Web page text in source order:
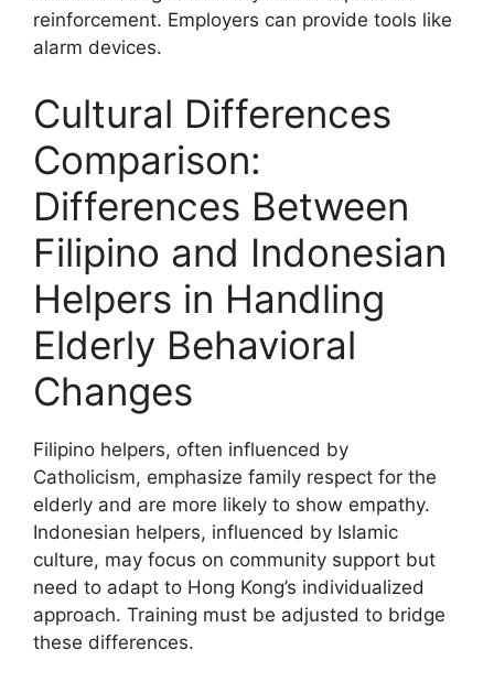
reinforcement. Employers can provide tools like
alarm devices.
Cultural Differences
Comparison:
Differences Between
Filipino and Indonesian
Helpers in Handling
Elderly Behavioral
Changes
Filipino helpers, often influenced by
Catholicism, emphasize family respect for the
elderly and are more likely to show empathy.
Indonesian helpers, influenced by Islamic
culture, may focus on community support but
need to adapt to Hong Kong’s individualized
approach. Training must be adjusted to bridge
these differences.